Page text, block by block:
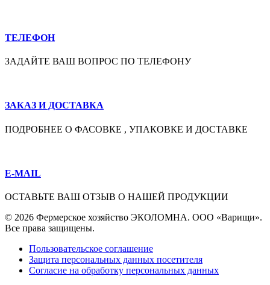
ТЕЛЕФОН
ЗАДАЙТЕ ВАШ ВОПРОС ПО ТЕЛЕФОНУ
ЗАКАЗ И ДОСТАВКА
ПОДРОБНЕЕ О ФАСОВКЕ , УПАКОВКЕ И ДОСТАВКЕ
E-MAIL
ОСТАВЬТЕ ВАШ ОТЗЫВ О НАШЕЙ ПРОДУКЦИИ
© 2026 Фермерское хозяйство ЭКОЛОМНА. ООО «Варищи».
Все права защищены.
Пользовательское соглашение
Защита персональных данных посетителя
Согласие на обработку персональных данных